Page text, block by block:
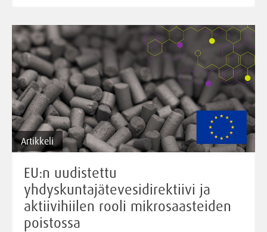
Artikkeli
EU:n uudistettu
yhdyskuntajätevesidirektiivi ja
aktiivihiilen rooli mikrosaasteiden
poistossa